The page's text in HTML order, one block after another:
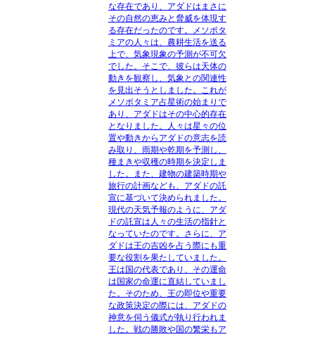
な存在であり、アダドはまさに
その自然の恵みと脅威を体現す
る存在だったのです。メソポタ
ミアの人々は、農耕生活を送る
上で、気象現象の予測が不可欠
でした。そこで、彼らは天体の
動きを観察し、気象との関連性
を見出そうとしました。これが
メソポタミア占星術の始まりで
あり、アダドはその中心的存在
となりました。人々は星々の位
置や動きからアダドの意志を読
み取り、雨期や乾期を予測し、
種まきや収穫の時期を決定しま
した。また、建物の建築時期や
旅行の計画なども、アダドの託
宣に基づいて決められました。
現代の天気予報のように、アダ
ドの託宣は人々の生活の指針と
なっていたのです。さらに、ア
ダドは王の吉凶を占う際にも重
要な役割を果たしていました。
王は国の代表であり、その運命
は国家の命運に直結していまし
た。そのため、王の即位や重要
な政策決定の際には、アダドの
神意を伺う儀式が執り行われま
した。戦の勝敗や国の繁栄もア